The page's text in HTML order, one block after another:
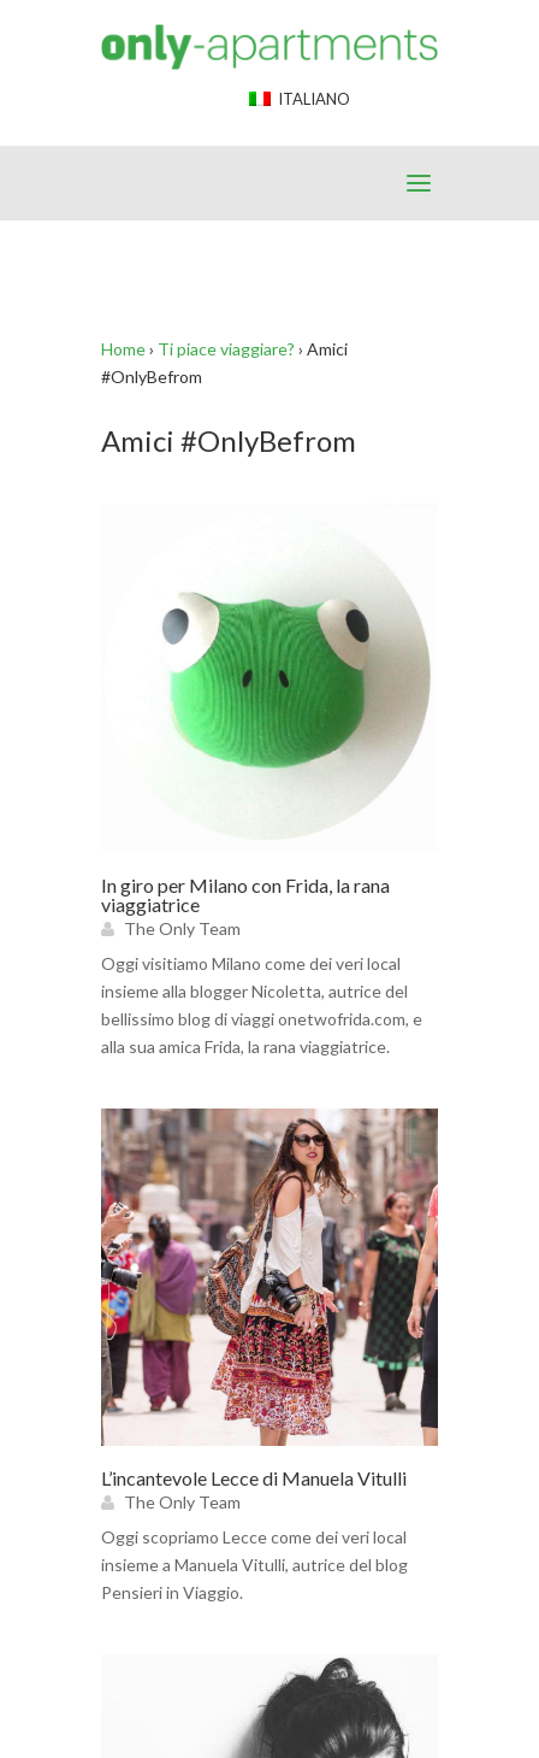
ITALIANO
Home› Ti piace viaggiare? › Amici
#OnlyBefrom
Amici #OnlyBefrom
In giro per Milano con Frida, la rana
viaggiatrice
The Only Team
Oggi visitiamo Milano come dei veri local
insieme alla blogger Nicoletta, autrice del
bellissimo blog di viaggi onetwofrida.com, e
alla sua amica Frida, la rana viaggiatrice.
L’incantevole Lecce di Manuela Vitulli
The Only Team
Oggi scopriamo Lecce come dei veri local
insieme a Manuela Vitulli, autrice del blog
Pensieri in Viaggio.